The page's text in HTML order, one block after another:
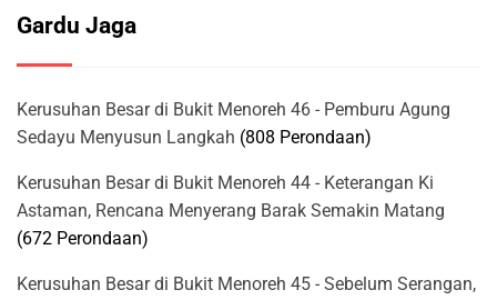
Gardu Jaga
Kerusuhan Besar di Bukit Menoreh 46 - Pemburu Agung
Sedayu Menyusun Langkah (808 Perondaan)
Kerusuhan Besar di Bukit Menoreh 44 - Keterangan Ki
Astaman, Rencana Menyerang Barak Semakin Matang
(672 Perondaan)
Kerusuhan Besar di Bukit Menoreh 45 - Sebelum Serangan,